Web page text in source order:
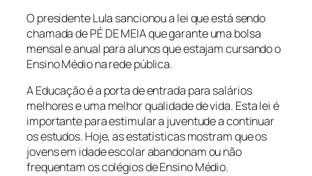
O presidente Lula sancionou a lei que está sendo
chamada de PÉ DE MEIA que garante uma bolsa
mensal e anual para alunos que estajam cursando o
Ensino Médio na rede pública.
A Educação é a porta de entrada para salários
melhores e uma melhor qualidade de vida. Esta lei é
importante para estimular a juventude a continuar
os estudos. Hoje, as estatísticas mostram que os
jovens em idade escolar abandonam ou não
frequentam os colégios de Ensino Médio.